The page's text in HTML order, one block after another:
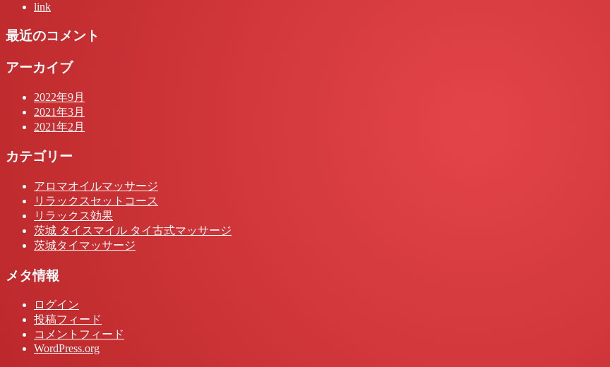
link
最近のコメント
アーカイブ
2022年9月
2021年3月
2021年2月
カテゴリー
アロマオイルマッサージ
リラックスセットコース
リラックス効果
茨城 タイスマイル タイ古式マッサージ
茨城タイマッサージ
メタ情報
ログイン
投稿フィード
コメントフィード
WordPress.org